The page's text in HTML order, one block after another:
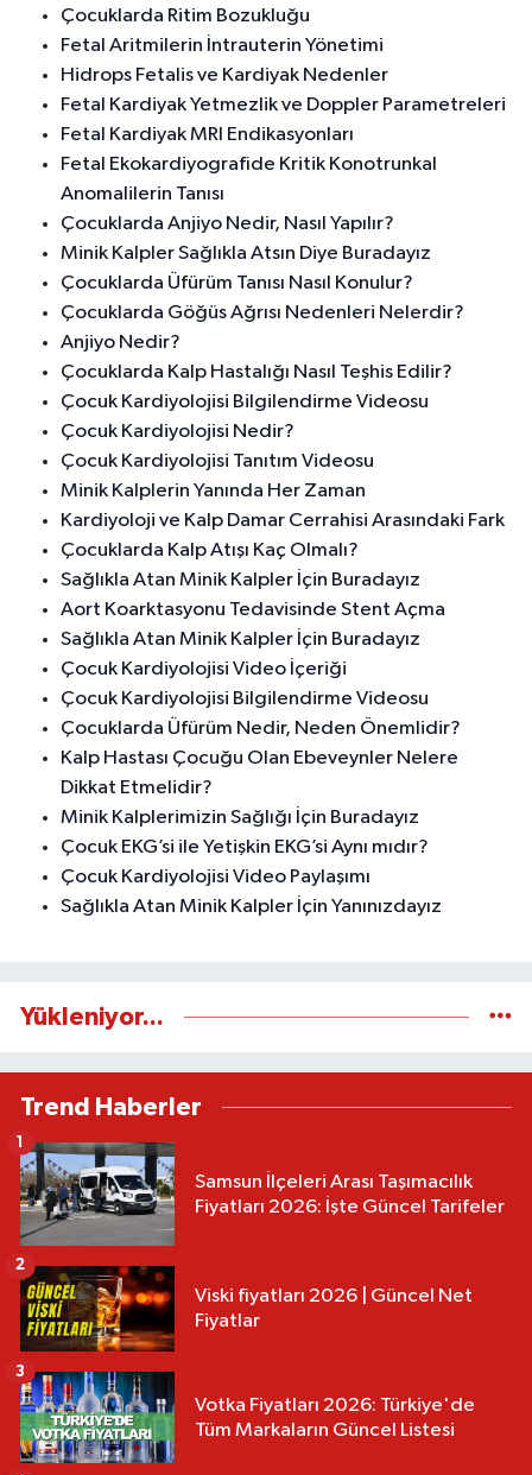
Çocuklarda Ritim Bozukluğu
Fetal Aritmilerin İntrauterin Yönetimi
Hidrops Fetalis ve Kardiyak Nedenler
Fetal Kardiyak Yetmezlik ve Doppler Parametreleri
Fetal Kardiyak MRI Endikasyonları
Fetal Ekokardiyografide Kritik Konotrunkal
Anomalilerin Tanısı
Çocuklarda Anjiyo Nedir, Nasıl Yapılır?
Minik Kalpler Sağlıkla Atsın Diye Buradayız
Çocuklarda Üfürüm Tanısı Nasıl Konulur?
Çocuklarda Göğüs Ağrısı Nedenleri Nelerdir?
Anjiyo Nedir?
Çocuklarda Kalp Hastalığı Nasıl Teşhis Edilir?
Çocuk Kardiyolojisi Bilgilendirme Videosu
Çocuk Kardiyolojisi Nedir?
Çocuk Kardiyolojisi Tanıtım Videosu
Minik Kalplerin Yanında Her Zaman
Kardiyoloji ve Kalp Damar Cerrahisi Arasındaki Fark
Çocuklarda Kalp Atışı Kaç Olmalı?
Sağlıkla Atan Minik Kalpler İçin Buradayız
Aort Koarktasyonu Tedavisinde Stent Açma
Sağlıkla Atan Minik Kalpler İçin Buradayız
Çocuk Kardiyolojisi Video İçeriği
Çocuk Kardiyolojisi Bilgilendirme Videosu
Çocuklarda Üfürüm Nedir, Neden Önemlidir?
Kalp Hastası Çocuğu Olan Ebeveynler Nelere
Dikkat Etmelidir?
Minik Kalplerimizin Sağlığı İçin Buradayız
Çocuk EKG’si ile Yetişkin EKG’si Aynı mıdır?
Çocuk Kardiyolojisi Video Paylaşımı
Sağlıkla Atan Minik Kalpler İçin Yanınızdayız
Yükleniyor...
Trend Haberler
Samsun İlçeleri Arası Taşımacılık
Fiyatları 2026: İşte Güncel Tarifeler
1
Viski fiyatları 2026 | Güncel Net
Fiyatlar
2
Votka Fiyatları 2026: Türkiye'de
Tüm Markaların Güncel Listesi
3